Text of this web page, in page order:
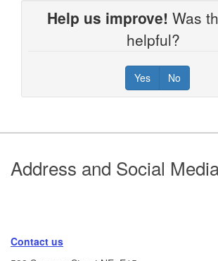
Help us improve! Was
helpful?
Yes No
Footer
Address and Social
Contact us